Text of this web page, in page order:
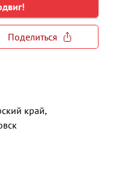
Поделиться
край,